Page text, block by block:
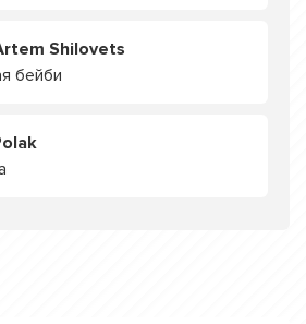
Shilovets
бейби